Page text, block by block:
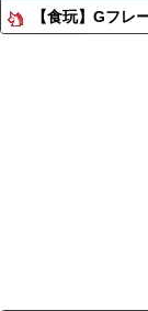
【食玩】Gフレ